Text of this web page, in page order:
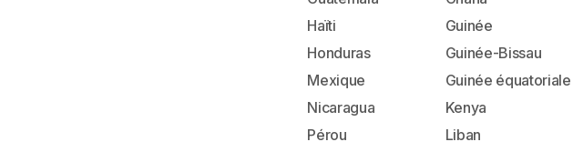
Haïti
Honduras
Mexique
Nicaragua
Pérou
Guinée
Guinée-Bissau
Guinée équatoriale
Kenya
Liban